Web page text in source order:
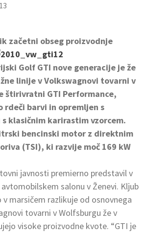
začetni obseg proizvodnje
Golf GTI nove generacije je že
linije v Volkswagnovi tovarni v
štirivratni GTI Performance,
rdeči barvi in opremljen s
klasičnim karirastim vzorcem.
bencinski motor z direktnim
(TSI), ki razvije moč 169 kW
javnosti premierno predstavil v
salonu v Ženevi. Kljub
v marsičem razlikuje od osnovnega
tovarni v Wolfsburgu že v
visoke proizvodne kvote. “GTI je